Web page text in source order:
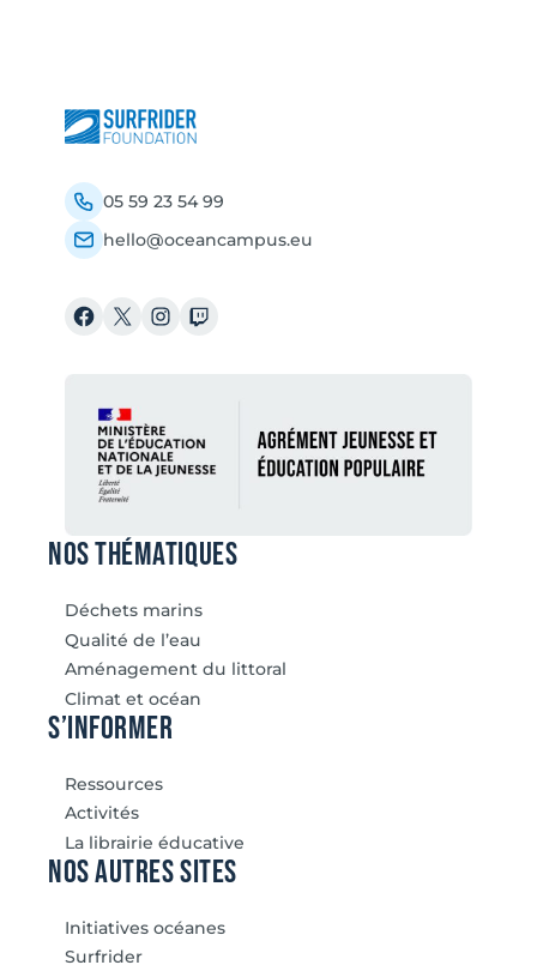
05 59 23 54 99
hello@oceancampus.eu
Facebook
X Instagram
Twitch
Nos thématiques
Déchets marins
Qualité de l’eau
Aménagement du littoral
Climat et océan
S’informer
Ressources
Activités
La librairie éducative
Nos autres sites
Initiatives océanes
Surfrider